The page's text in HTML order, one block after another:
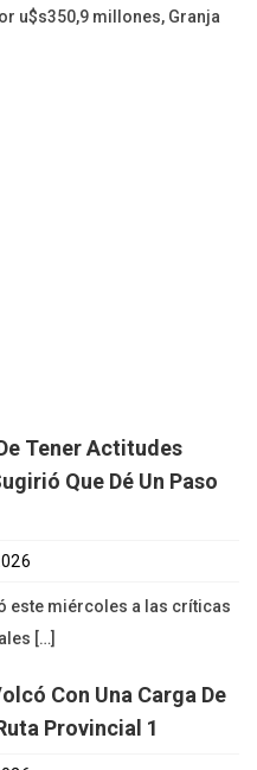
u$s350,9 millones, Granja
Tener Actitudes
Que Dé Un Paso
este miércoles a las críticas
[…]
Con Una Carga De
Provincial 1